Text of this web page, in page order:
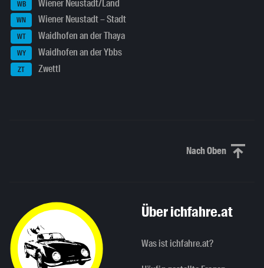
WB Wiener Neustadt/Land
WN Wiener Neustadt – Stadt
WT Waidhofen an der Thaya
WY Waidhofen an der Ybbs
ZT Zwettl
Nach ObenNach oben
Über ichfahre.at
Was ist ichfahre.at?